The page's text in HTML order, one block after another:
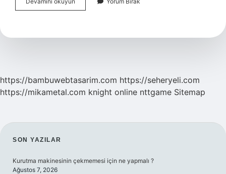
Her
Mı
https://bambuwebtasarim.com https://seheryeli.com
https://mikametal.com knight online nttgame Sitemap
SIDEBAR
SON YAZILAR
Kurutma makinesinin çekmemesi için ne yapmalı ?
Ağustos 7, 2026